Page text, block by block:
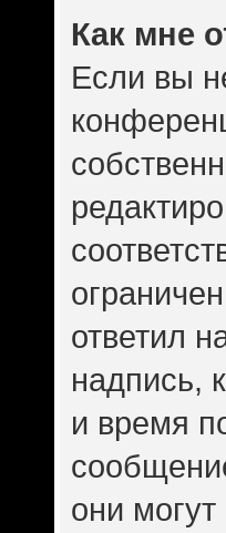
Как мне
Если вы
ответил
надпись,
и время
они